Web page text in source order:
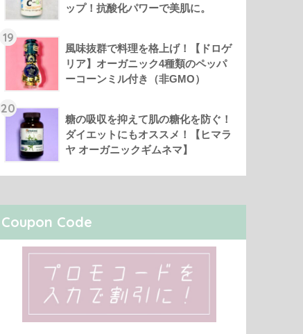
ップ！抗酸化パワーで美肌に。
19
風味抜群で料理を格上げ！【ドロゲ
リア】オーガニック4種類のペッパ
ーコーンミル付き（非GMO）
20
糖の吸収を抑えて肌の糖化を防ぐ！
ダイエットにもオススメ！【ヒマラ
ヤ オーガニックギムネマ】
Coupon Code